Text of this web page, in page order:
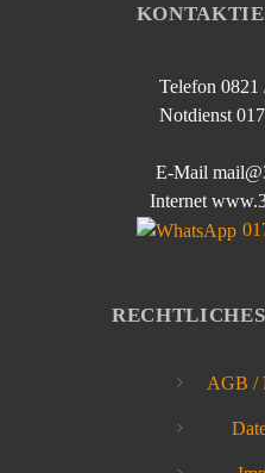
Telefon 0821
Notdienst
E-Mail
Internet
AGB /